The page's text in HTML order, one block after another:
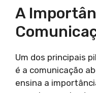
A
Um dos principais
é a comunicação
ensina a